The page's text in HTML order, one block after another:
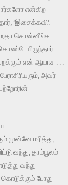
என்கிற
‘இசைக்கவி’.
தர்றதா சொன்னீங்க.
பறக்கும் என் ஆயாச . . .
அவர்
முன்னே மரித்து,
வந்து, தாம்பூலம்
வந்து
போது